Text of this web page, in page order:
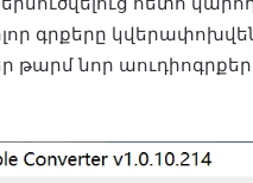
գրքերը
թարմ նոր